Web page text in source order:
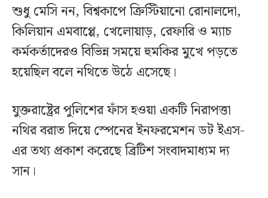
শুধু মেসি নন, বিশ্বকাপে ক্রিস্টিয়ানো রোনালদো,
কিলিয়ান এমবাপ্পে, খেলোয়াড়, রেফারি ও ম্যাচ
কর্মকর্তাদেরও বিভিন্ন সময়ে হুমকির মুখে পড়তে
হয়েছিল বলে নথিতে উঠে এসেছে।
যুক্তরাষ্ট্রের পুলিশের ফাঁস হওয়া একটি নিরাপত্তা
নথির বরাত দিয়ে স্পেনের ইনফরমেশন ডট ইএস-
এর তথ্য প্রকাশ করেছে ব্রিটিশ সংবাদমাধ্যম দ্য
সান।